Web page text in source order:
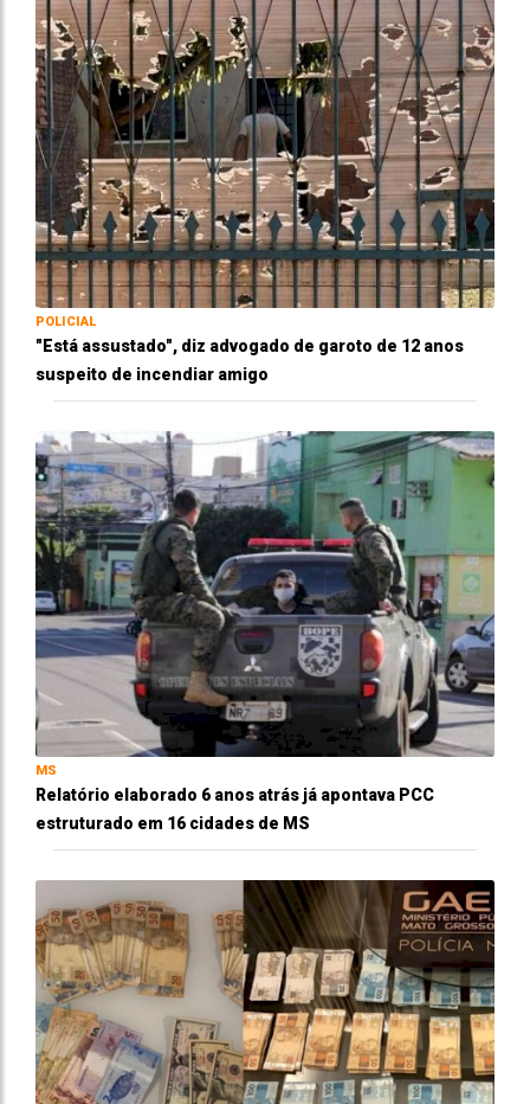
POLICIAL
"Está assustado", diz advogado de garoto de 12 anos
suspeito de incendiar amigo
MS
Relatório elaborado 6 anos atrás já apontava PCC
estruturado em 16 cidades de MS